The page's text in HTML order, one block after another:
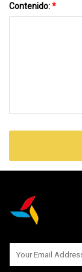
Contenido:*